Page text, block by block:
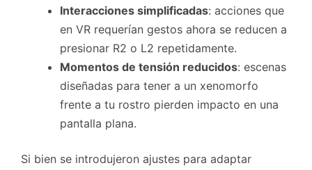
Interacciones simplificadas: acciones que
en VR requerían gestos ahora se reducen a
presionar R2 o L2 repetidamente.
Momentos de tensión reducidos: escenas
diseñadas para tener a un xenomorfo
frente a tu rostro pierden impacto en una
pantalla plana.
Si bien se introdujeron ajustes para adaptar